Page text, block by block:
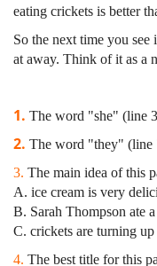
eating crickets is better
So the next time you
at away. Think of it as a
1. The word "she" (line
2. The word "they" (line
3. The main idea of this
A. ice cream is very
B. Sarah Thompson ate
C. crickets are turning
4. The best title for this